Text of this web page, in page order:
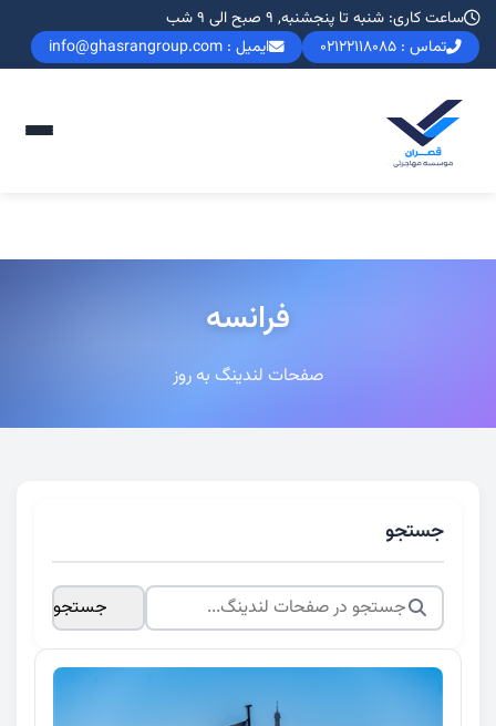
ساعت کاری: شنبه تا پنجشنبه, 9 صبح الی 9 شب
تماس : 02122118085 ایمیل : info@ghasrangroup.com
فرانسه
صفحات لندینگ به روز
جستجو
جستجو